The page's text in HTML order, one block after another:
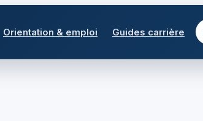
Orientation & emploi Guides carrière